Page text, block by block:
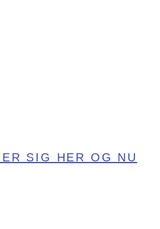
SIG HER OG NU